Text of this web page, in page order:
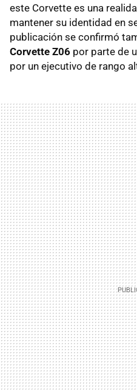
este Corvette es una
mantener su identidad en
publicación se confirmó
Corvette Z06 por parte de
por un ejecutivo de rango